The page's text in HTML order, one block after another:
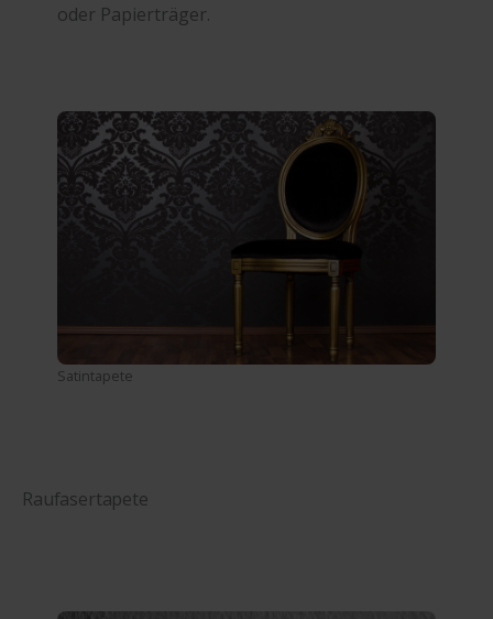
oder Papierträger.
Satintapete
Raufasertapete